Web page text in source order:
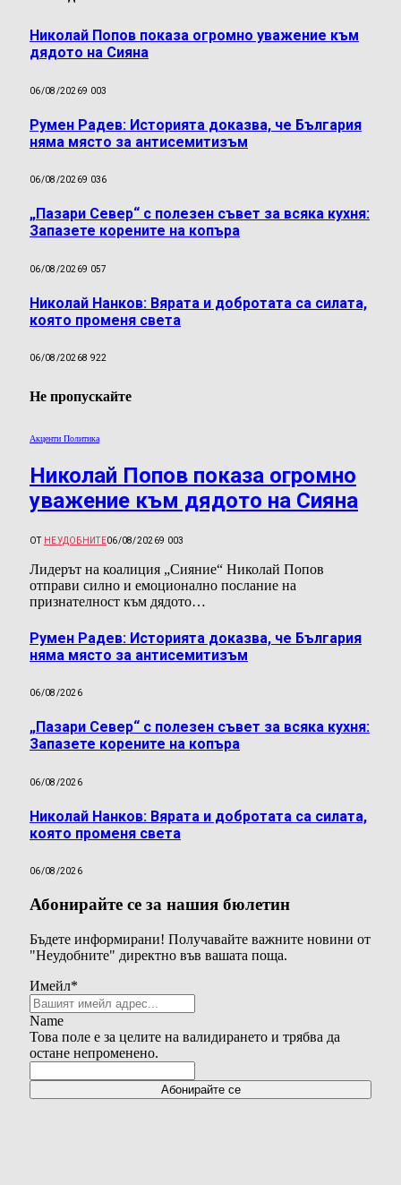
Николай Попов показа огромно уважение към
дядото на Сияна
06/08/20269 003
Румен Радев: Историята доказва, че България
няма място за антисемитизъм
06/08/20269 036
„Пазари Север“ с полезен съвет за всяка кухня:
Запазете корените на копъра
06/08/20269 057
Николай Нанков: Вярата и добротата са силата,
която променя света
06/08/20268 922
Не пропускайте
Акценти Политика
Николай Попов показа огромно
уважение към дядото на Сияна
ОТ НЕУДОБНИТЕ06/08/20269 003
Лидерът на коалиция „Сияние“ Николай Попов
отправи силно и емоционално послание на
признателност към дядото…
Румен Радев: Историята доказва, че България
няма място за антисемитизъм
06/08/2026
„Пазари Север“ с полезен съвет за всяка кухня:
Запазете корените на копъра
06/08/2026
Николай Нанков: Вярата и добротата са силата,
която променя света
06/08/2026
Абонирайте се за нашия бюлетин
Бъдете информирани! Получавайте важните новини от
"Неудобните" директно във вашата поща.
Имейл*
Name
Това поле е за целите на валидирането и трябва да
остане непроменено.